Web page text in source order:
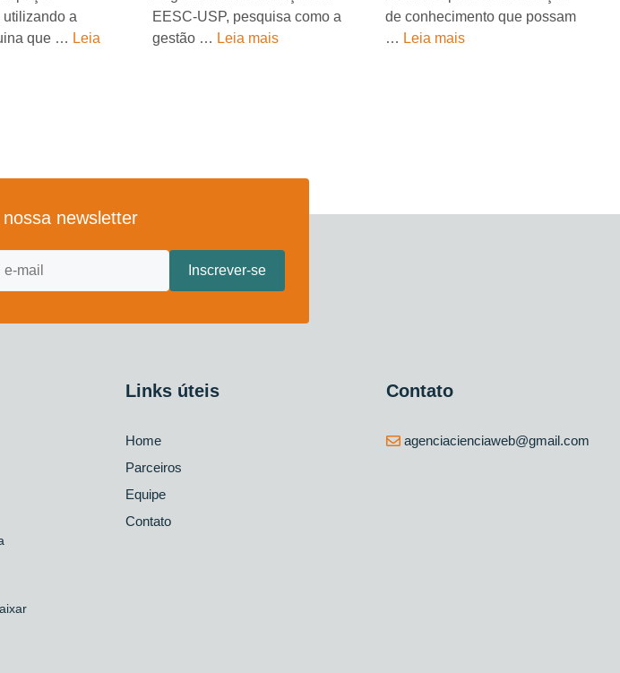
utilizando a
que … Leia
EESC-USP, pesquisa como a
gestão … Leia mais
de conhecimento que possam
… Leia mais
newsletter
Links úteis
Home
Parceiros
Equipe
Contato
Contato
agenciacienciaweb@gmail.com